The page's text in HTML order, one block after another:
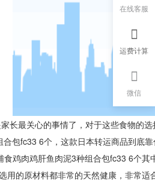
长最关心的事情了，对于这些食物的
合包fc33 6个，这款日本转运商品到底
鸡肉鸡肝鱼肉泥3种组合包fc33 6个
用的原材料都非常的天然健康，非常
在线客服
运费计算
微信